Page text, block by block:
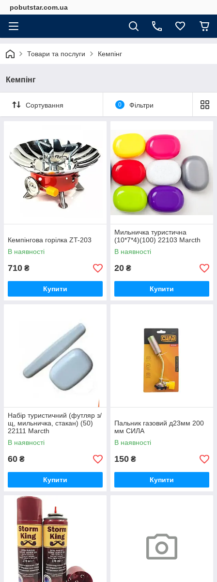
pobutstar.com.ua
Товари та послуги Кемпінг
Кемпінг
Сортування 0 Фільтри
Кемпінгова горілка ZT-203
В наявності
710 ₴
Купити
Мильничка туристична
(10*7*4)(100) 22103 Marcth
В наявності
20 ₴
Купити
Набір туристичний (футляр з/
щ, мильничка, стакан) (50)
22111 Marcth
В наявності
60 ₴
Купити
Пальник газовий д23мм 200
мм СИЛА
В наявності
150 ₴
Купити